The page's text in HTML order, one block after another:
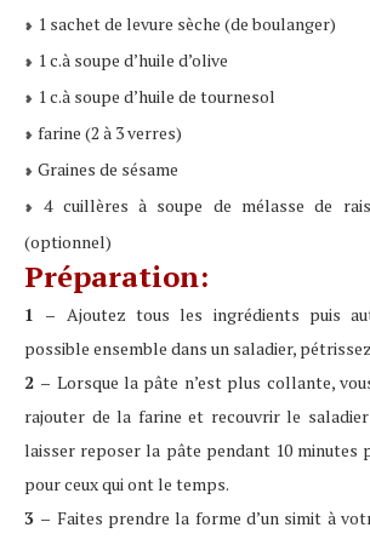
❥ 1 sachet de levure sèche (de boulanger)
❥ 1 c.à soupe d’huile d’olive
❥ 1 c.à soupe d’huile de tournesol
❥ farine (2 à 3 verres)
❥ Graines de sésame
❥4 cuillères à soupe de mélasse de
(optionnel)
Préparation:
1 – Ajoutez tous les ingrédients puis
possible ensemble dans un saladier,
2 – Lorsque la pâte n’est plus collante,
rajouter de la farine et recouvrir le
laisser reposer la pâte pendant 10 minutes
pour ceux qui ont le temps.
3 – Faites prendre la forme d’un simit à